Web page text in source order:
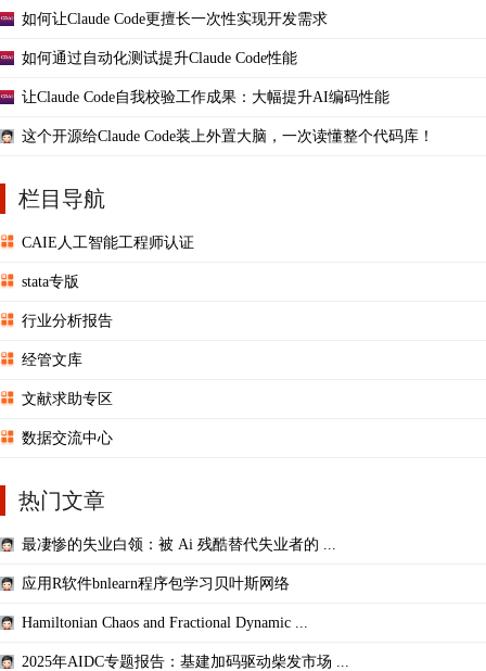
如何让Claude Code更擅长一次性实现开发需求
如何通过自动化测试提升Claude Code性能
让Claude Code自我校验工作成果：大幅提升AI编码性能
这个开源给Claude Code装上外置大脑，一次读懂整个代码库！
栏目导航
CAIE人工智能工程师认证
stata专版
行业分析报告
经管文库
文献求助专区
数据交流中心
热门文章
最凄惨的失业白领：被 Ai 残酷替代失业者的 ...
应用R软件bnlearn程序包学习贝叶斯网络
Hamiltonian Chaos and Fractional Dynamic ...
2025年AIDC专题报告：基建加码驱动柴发市场 ...